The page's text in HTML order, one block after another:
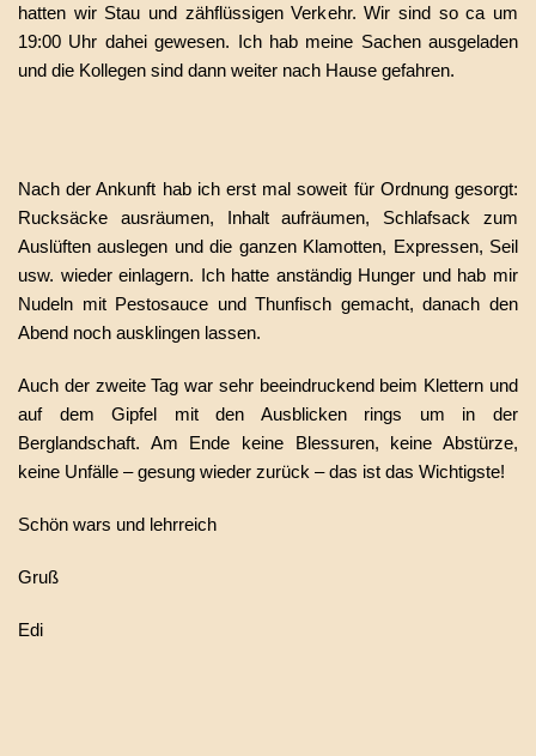
hatten wir Stau und zähflüssigen Verkehr. Wir sind so ca um
19:00 Uhr dahei gewesen. Ich hab meine Sachen ausgeladen
und die Kollegen sind dann weiter nach Hause gefahren.
Nach der Ankunft hab ich erst mal soweit für Ordnung gesorgt:
Rucksäcke ausräumen, Inhalt aufräumen, Schlafsack zum
Auslüften auslegen und die ganzen Klamotten, Expressen, Seil
usw. wieder einlagern. Ich hatte anständig Hunger und hab mir
Nudeln mit Pestosauce und Thunfisch gemacht, danach den
Abend noch ausklingen lassen.
Auch der zweite Tag war sehr beeindruckend beim Klettern und
auf dem Gipfel mit den Ausblicken rings um in der
Berglandschaft. Am Ende keine Blessuren, keine Abstürze,
keine Unfälle – gesung wieder zurück – das ist das Wichtigste!
Schön wars und lehrreich
Gruß
Edi